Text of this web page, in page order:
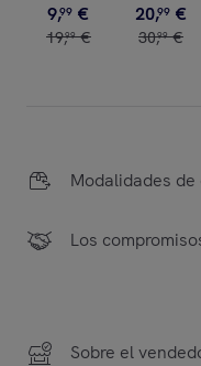
9,99 €
19,99 €
20,99 €
30,99 €
Modalidades de
Los
Sobre el